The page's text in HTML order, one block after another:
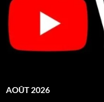
AOÛT 2026